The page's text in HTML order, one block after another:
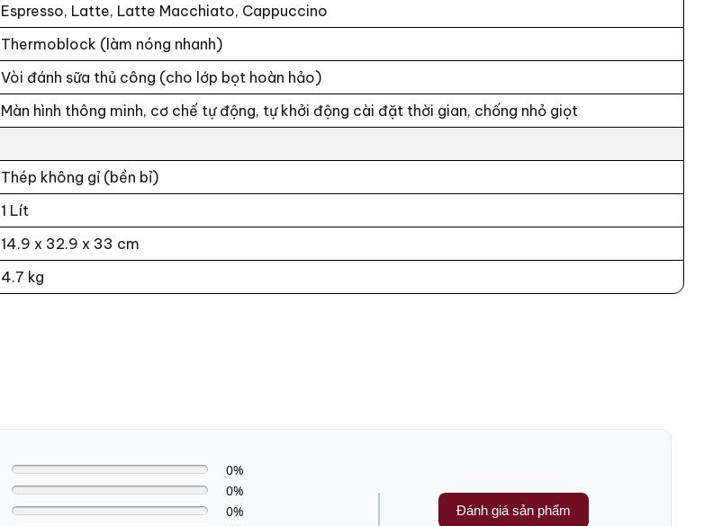
Espresso, Latte, Latte Macchiato, Cappuccino
Thermoblock (làm nóng nhanh)
Vòi đánh sữa thủ công (cho lớp bọt hoàn hảo)
Màn hình thông minh, cơ chế tự động, tự khởi động cài đặt thời gian, chống nhỏ giọt
Thép không gỉ (bền bỉ)
1 Lít
14.9 x 32.9 x 33 cm
4.7 kg
0%
0%
0%
Đánh giá sản phẩm